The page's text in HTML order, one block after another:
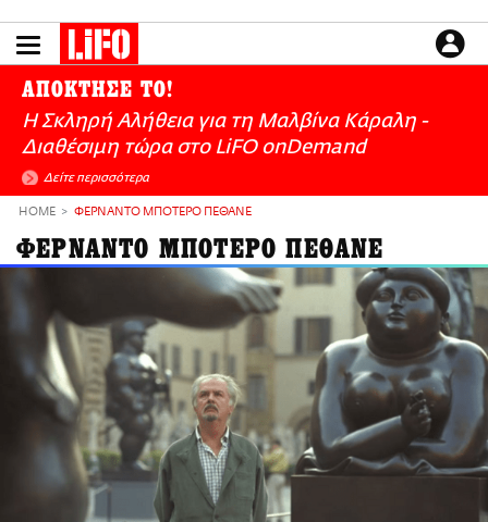
το
LIFO SHOP
NEWSLETTER
ΜΙΚΡΟΠΡΑΓΜΑΤΑ
THE GOOD LIFO
LIFOLAND
CITY GUIDE
ΕΙΔΗΣΕΙΣ
CULTURE
ΑΠΟΨΕΙΣ
ΤΡΟΠΟΣ ΖΩΗΣ
PODCASTS
Plus
ΑΠΟΚΤΗΣΕ ΤΟ!
Η Σκληρή Αλήθεια για τη Μαλβίνα Κάραλη -
Διαθέσιμη τώρα στo LiFO onDemand
Δείτε περισσότερα
HOME ΦΕΡΝΑΝΤΟ ΜΠΟΤΕΡΟ ΠΕΘΑΝΕ
ΦΕΡΝΑΝΤΟ ΜΠΟΤΕΡΟ ΠΕΘΑΝΕ